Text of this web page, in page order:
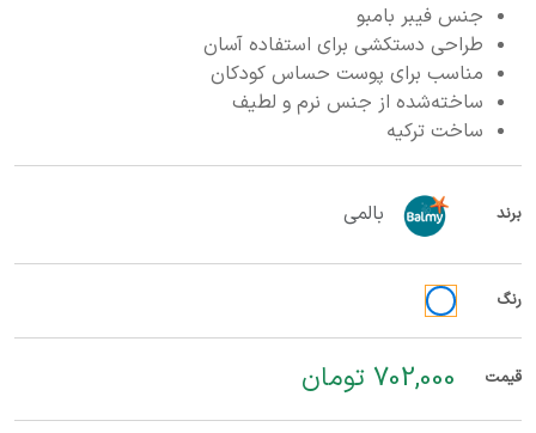
جنس فیبر بامبو
طراحی دستکشی برای استفاده آسان
مناسب برای پوست حساس کودکان
ساخته‌شده از جنس نرم و لطیف
ساخت ترکیه
برند بالمی
رنگ
قیمت 702,000 تومان